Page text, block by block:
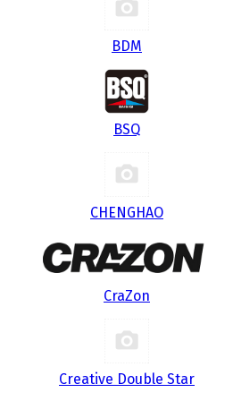
BDM
BSQ
CHENGHAO
CraZon
Creative Double Star